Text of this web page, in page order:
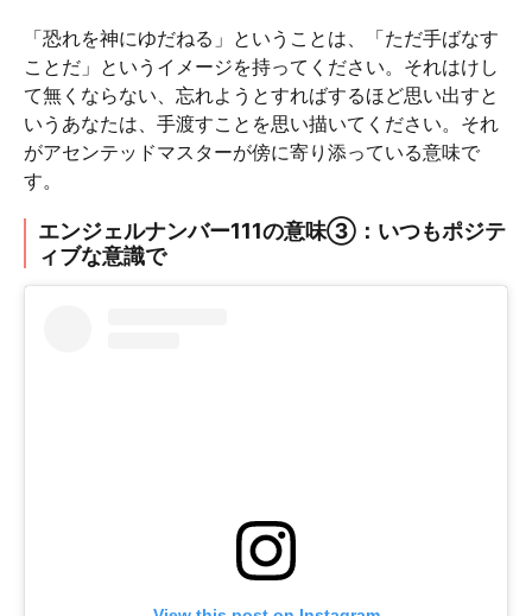
「恐れを神にゆだねる」ということは、「ただ手ばなす
ことだ」というイメージを持ってください。それはけし
て無くならない、忘れようとすればするほど思い出すと
いうあなたは、手渡すことを思い描いてください。それ
がアセンテッドマスターが傍に寄り添っている意味で
す。
エンジェルナンバー111の意味③：いつもポジテ
ィブな意識で